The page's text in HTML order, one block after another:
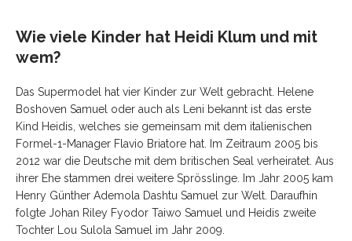
Wie viele Kinder hat Heidi Klum und mit
wem?
Das Supermodel hat vier Kinder zur Welt gebracht. Helene
Boshoven Samuel oder auch als Leni bekannt ist das erste
Kind Heidis, welches sie gemeinsam mit dem italienischen
Formel-1-Manager Flavio Briatore hat. Im Zeitraum 2005 bis
2012 war die Deutsche mit dem britischen Seal verheiratet. Aus
ihrer Ehe stammen drei weitere Sprösslinge. Im Jahr 2005 kam
Henry Günther Ademola Dashtu Samuel zur Welt. Daraufhin
folgte Johan Riley Fyodor Taiwo Samuel und Heidis zweite
Tochter Lou Sulola Samuel im Jahr 2009.